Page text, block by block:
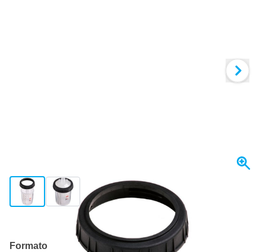
View larger imageView larger image
Spedito oggi
Formato